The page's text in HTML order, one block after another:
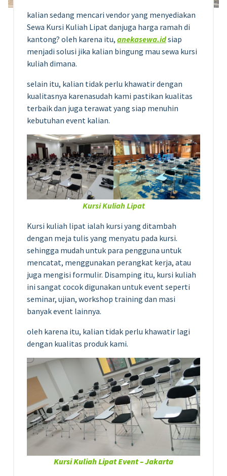
kalian sedang mencari vendor yang menyediakan
Sewa Kursi Kuliah Lipat danjuga harga ramah di
kantong? oleh karena itu, anekasewa.idsiap
menjadi solusi jika kalian bingung mau sewa kursi
kuliah dimana.
selain itu, kalian tidak perlu khawatir dengan
kualitasnya karenasudah kami pastikan kualitas
terbaik dan juga terawat yang siap menuhin
kebutuhan event kalian.
Kursi Kuliah Lipat
Kursi kuliah lipat ialah kursi yang ditambah
dengan meja tulis yang menyatu pada kursi.
sehingga mudah untuk para pengguna untuk
mencatat, menggunakan perangkat kerja, atau
juga mengisi formulir. Disamping itu, kursi kuliah
ini sangat cocok digunakan untuk event seperti
seminar, ujian, workshop training dan masi
banyak event lainnya.
oleh karena itu, kalian tidak perlu khawatir lagi
dengan kualitas produk kami.
Kursi Kuliah Lipat Event – Jakarta